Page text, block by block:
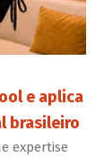
e aplica
brasileiro
expertise